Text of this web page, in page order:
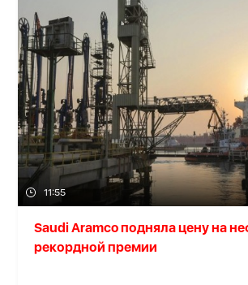
11:55
Saudi Aramco подняла цену на
рекордной премии